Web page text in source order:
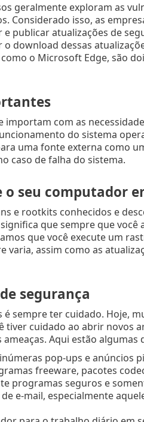
geralmente exploram as
Considerado isso, as
publicar atualizações de
download dessas
o Microsoft Edge, são
importam com as
do sistema
uma fonte externa como
caso de falha do sistema.
seu computador
e rootkits conhecidos e
que sempre que
que você execute um
varia, assim como as
segurança
sempre ter cuidado. Hoje,
tiver cuidado ao abrir novos
Aqui estão algumas
pop-ups e anúncios
freeware, pacotes
programas seguros e
e-mail, especialmente